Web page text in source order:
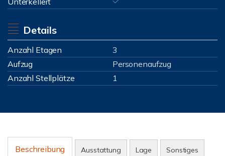
Details
Anzahl Etagen
3
Aufzug
Personenaufzug
Anzahl Stellplätze
1
Beschreibung Ausstattung Lage Sonstiges